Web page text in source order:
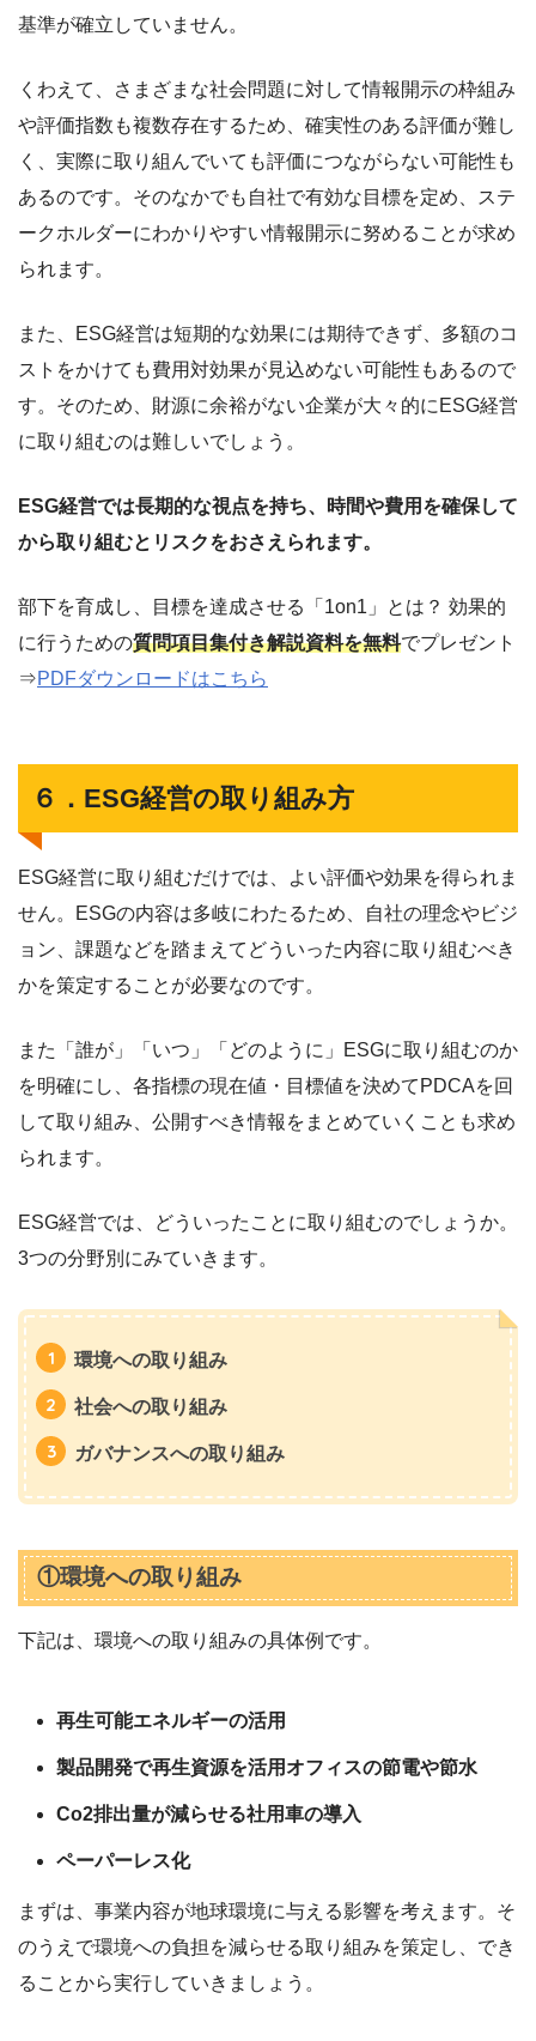
基準が確立していません。
くわえて、さまざまな社会問題に対して情報開示の枠組み
や評価指数も複数存在するため、確実性のある評価が難し
く、実際に取り組んでいても評価につながらない可能性も
あるのです。そのなかでも自社で有効な目標を定め、ステ
ークホルダーにわかりやすい情報開示に努めることが求め
られます。
また、ESG経営は短期的な効果には期待できず、多額のコ
ストをかけても費用対効果が見込めない可能性もあるので
す。そのため、財源に余裕がない企業が大々的にESG経営
に取り組むのは難しいでしょう。
ESG経営では長期的な視点を持ち、時間や費用を確保して
から取り組むとリスクをおさえられます。
部下を育成し、目標を達成させる「1on1」とは？ 効果的
に行うための質問項目集付き解説資料を無料でプレゼント
⇒PDFダウンロードはこちら
６．ESG経営の取り組み方
ESG経営に取り組むだけでは、よい評価や効果を得られま
せん。ESGの内容は多岐にわたるため、自社の理念やビジ
ョン、課題などを踏まえてどういった内容に取り組むべき
かを策定することが必要なのです。
また「誰が」「いつ」「どのように」ESGに取り組むのか
を明確にし、各指標の現在値・目標値を決めてPDCAを回
して取り組み、公開すべき情報をまとめていくことも求め
られます。
ESG経営では、どういったことに取り組むのでしょうか。
3つの分野別にみていきます。
環境への取り組み
社会への取り組み
ガバナンスへの取り組み
①環境への取り組み
下記は、環境への取り組みの具体例です。
再生可能エネルギーの活用
製品開発で再生資源を活用オフィスの節電や節水
Co2排出量が減らせる社用車の導入
ペーパーレス化
まずは、事業内容が地球環境に与える影響を考えます。そ
のうえで環境への負担を減らせる取り組みを策定し、でき
ることから実行していきましょう。